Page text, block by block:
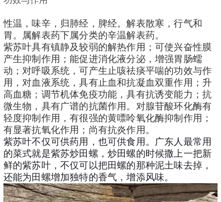
性温，味辛，归肺经，脾经。解表散寒，行气和
胃。属解表药下属分类的辛温解表药。
紫苏叶具有镇静及较弱的解热作用；可使兴奋性膜
产生抑制作用；能促进消化液分泌，增强胃肠蠕
动；对呼吸系统，可产生止咳祛痰平喘的功效与作
用，对血液系统，具有止血和抗凝血双重作用；升
高血糖；调节机体免疫功能，具有抗诱变能力；抗
微生物，具有广谱的抗菌作用。对腺苷酸环化酶有
轻度抑制作用，有很强的黄嘌呤氧化酶抑制作用；
有显著抗氧化作用；尚有抗炎作用。
紫苏叶不仅可供药用，也可供食用。广东人最常用
的菜式就是紫苏炒田螺，炒田螺的时候撒上一把新
鲜的紫苏叶，不仅可以把田螺的那种泥土味去掉，
还能为田螺增加独特的香气，增添风味。